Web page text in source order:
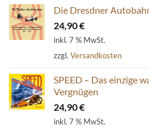
Die Dresdner
24,90€
inkl. 7 % MwSt.
zzgl. Versandkosten
SPEED – Das einzige
Vergnügen
24,90€
inkl. 7 % MwSt.